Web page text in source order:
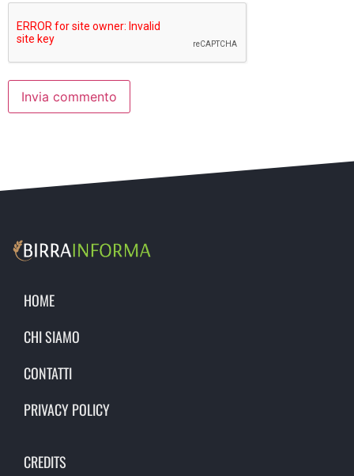
HOME
CHI SIAMO
CONTATTI
PRIVACY POLICY
CREDITS